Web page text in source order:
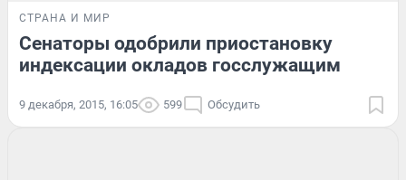
СТРАНА И МИР
Сенаторы одобрили приостановку
индексации окладов госслужащим
9 декабря, 2015, 16:05 599 Обсудить